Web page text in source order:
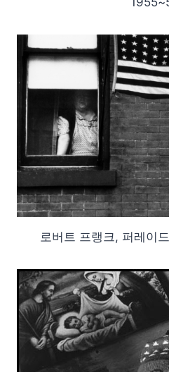
로버트 프랭크, 퍼레이